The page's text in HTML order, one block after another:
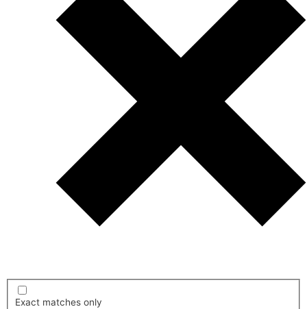
Exact matches only